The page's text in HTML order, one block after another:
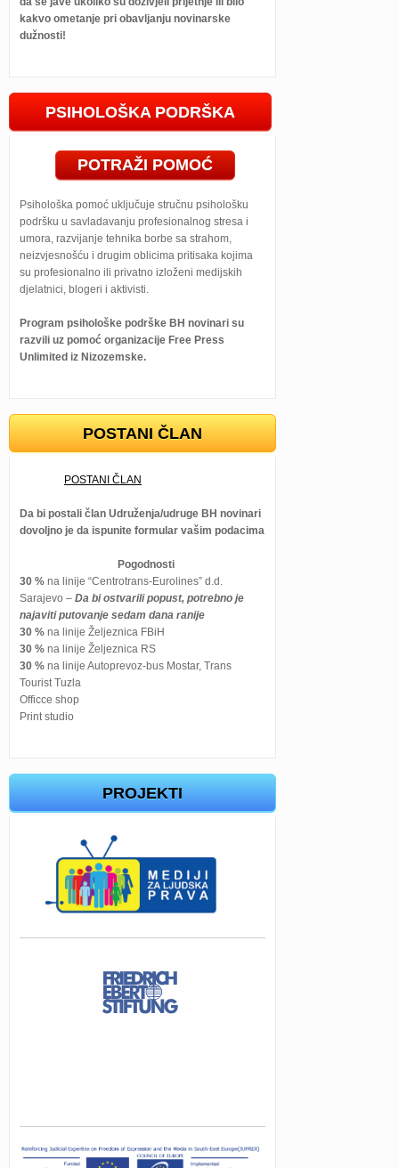
kakvo ometanje pri obavljanju novinarske
dužnosti!
PSIHOLOŠKA PODRŠKA
POTRAŽI POMOĆ
Psihološka pomoć uključuje stručnu psihološku
podršku u savladavanju profesionalnog stresa i
umora, razvijanje tehnika borbe sa strahom,
neizvjesnošću i drugim oblicima pritisaka kojima
su profesionalno ili privatno izloženi medijskih
djelatnici, blogeri i aktivisti.
Program psihološke podrške BH novinari su
razvili uz pomoć organizacije Free Press
Unlimited iz Nizozemske.
POSTANI ČLAN
POSTANI ČLAN
Da bi postali član Udruženja/udruge BH novinari
dovoljno je da ispunite formular vašim podacima
Pogodnosti
30 % na linije “Centrotrans-Eurolines” d.d.
Sarajevo – Da bi ostvarili popust, potrebno je
najaviti putovanje sedam dana ranije
30 % na linije Željeznica FBiH
30 % na linije Željeznica RS
30 % na linije Autoprevoz-bus Mostar, Trans
Tourist Tuzla
Officce shop
Print studio
PROJEKTI